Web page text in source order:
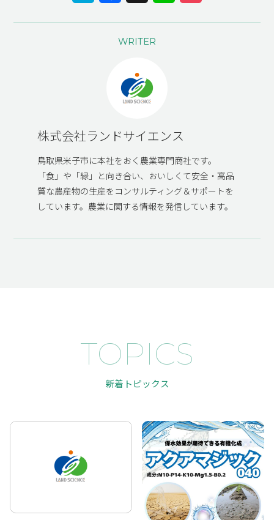
SUSTAINABILITY
サスティナ
ビリティ
WRITER
株式会社ランドサイエンス
鳥取県米子市に本社をおく農業専門商社です。
「食」や「緑」と向き合い、おいしくて安全・高品
質な農産物の生産をコンサルティング＆サポートを
しています。農業に関する情報を発信しています。
TOPICS
新着トピックス